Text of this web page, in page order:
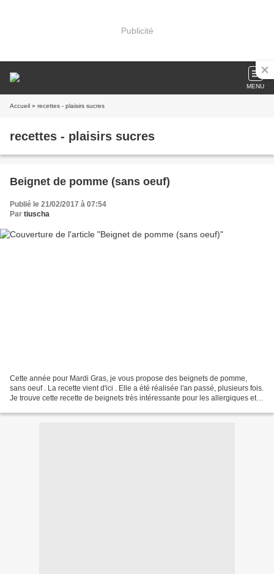
Publicité
MENU
Accueil » recettes - plaisirs sucres
recettes - plaisirs sucres
Beignet de pomme (sans oeuf)
Publié le 21/02/2017 à 07:54
Par tiuscha
Cette année pour Mardi Gras, je vous propose des beignets de pomme,
sans oeuf . La recette vient d'ici . Elle a été réalisée l'an passé, plusieurs fois.
Je trouve cette recette de beignets très intéressante pour les allergiques et